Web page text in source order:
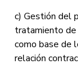
c) Gestión del
tratamiento
como base de
relación